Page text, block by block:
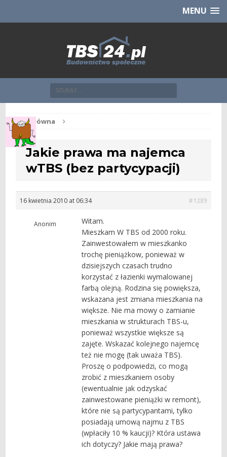
CHCĘ [klik]MENU
Str. główna
Jakie prawa ma najemca
wTBS (bez partycypacji)
16 kwietnia 2010 at 06:34 #1289
Anonim
Witam.
Mieszkam W TBS od 2000 roku.
Zainwestowałem w mieszkanko
trochę pieniążkow, ponieważ w
dzisiejszych czasach trudno
korzystać z łazienki wymalowanej
farbą olejną. Rodzina się powiększa,
wskazana jest zmiana mieszkania na
większe. Nie ma mowy o zamianie
mieszkania w strukturach TBS-u,
ponieważ wszystkie większe są
zajęte. Wskazać kolejnego najemcę
też nie mogę (tak uważa TBS).
Proszę o podpowiedzi, co mogą
zrobić z mieszkaniem osoby
(ewentualnie jak odzyskać
zainwestowane pieniążki w remont),
które nie są partycypantami, tylko
posiadają umową najmu z TBS
(wpłaciły 10 % kaucji)? Która ustawa
ich dotyczy? Jakie mają prawa?